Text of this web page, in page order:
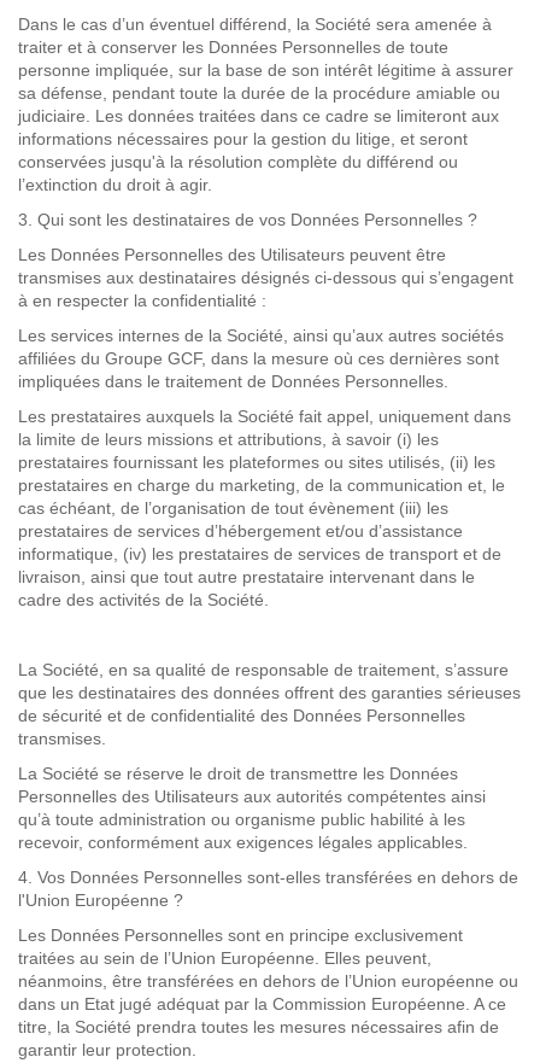
Dans le cas d’un éventuel différend, la Société sera amenée à
traiter et à conserver les Données Personnelles de toute
personne impliquée, sur la base de son intérêt légitime à assurer
sa défense, pendant toute la durée de la procédure amiable ou
judiciaire. Les données traitées dans ce cadre se limiteront aux
informations nécessaires pour la gestion du litige, et seront
conservées jusqu'à la résolution complète du différend ou
l’extinction du droit à agir.
3. Qui sont les destinataires de vos Données Personnelles ?
Les Données Personnelles des Utilisateurs peuvent être
transmises aux destinataires désignés ci-dessous qui s’engagent
à en respecter la confidentialité :
Les services internes de la Société, ainsi qu’aux autres sociétés
affiliées du Groupe GCF, dans la mesure où ces dernières sont
impliquées dans le traitement de Données Personnelles
Les prestataires auxquels la Société fait appel, uniquement dans
la limite de leurs missions et attributions, à savoir (i) les
prestataires fournissant les plateformes ou sites utilisés, (ii) les
prestataires en charge du marketing, de la communication et, le
cas échéant, de l’organisation de tout évènement (iii) les
prestataires de services d’hébergement et/ou d’assistance
informatique, (iv) les prestataires de services de transport et de
livraison, ainsi que tout autre prestataire intervenant dans le
cadre des activités de la Société.
La Société, en sa qualité de responsable de traitement, s’assure
que les destinataires des données offrent des garanties sérieuses
de sécurité et de confidentialité des Données Personnelles
transmises.
La Société se réserve le droit de transmettre les Données
Personnelles des Utilisateurs aux autorités compétentes ainsi
qu’à toute administration ou organisme public habilité à les
recevoir, conformément aux exigences légales applicables.
4. Vos Données Personnelles sont-elles transférées en dehors de
l'Union Européenne ?
Les Données Personnelles sont en principe exclusivement
traitées au sein de l’Union Européenne. Elles peuvent,
néanmoins, être transférées en dehors de l’Union européenne ou
dans un Etat jugé adéquat par la Commission Européenne. A ce
titre, la Société prendra toutes les mesures nécessaires afin de
garantir leur protection.